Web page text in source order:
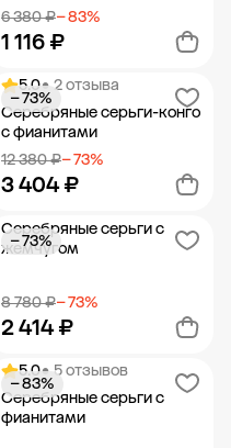
6 380 ₽− 83%
1 116 ₽
Добавить в корзину
5.0• 2 отзыва
Серебряные серьги-конго
с фианитами
12 380 ₽− 73%
3 404 ₽
− 73%
Добавить в корзину
Серебряные серьги с
жемчугом
8 780 ₽− 73%
2 414 ₽
− 73%
Добавить в корзину
5.0• 5 отзывов
Серебряные серьги с
фианитами
− 83%